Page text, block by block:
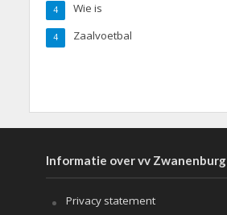
Wie is
4
Zaalvoetbal
4
Informatie over vv Zwanenburg
Privacy statement